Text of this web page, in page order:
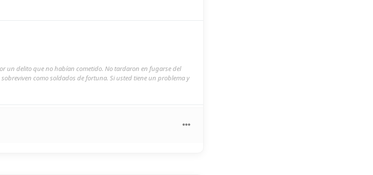
un delito que no habían cometido. No tardaron en fugarse del
como soldados de fortuna. Si usted tiene un problema y